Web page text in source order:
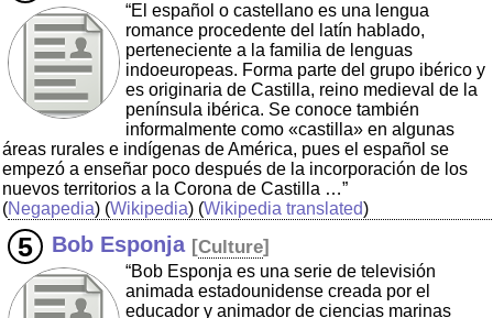
“El español o castellano es una lengua
romance procedente del latín hablado,
perteneciente a la familia de lenguas
indoeuropeas. Forma parte del grupo ibérico y
es originaria de Castilla, reino medieval de la
península ibérica. Se conoce también
informalmente como «castilla» en algunas
áreas rurales e indígenas de América, pues el español se
empezó a enseñar poco después de la incorporación de los
nuevos territorios a la Corona de Castilla …”
(Negapedia) (Wikipedia) (Wikipedia translated)
Bob Esponja [Culture]
“Bob Esponja es una serie de televisión
animada estadounidense creada por el
educador y animador de ciencias marinas